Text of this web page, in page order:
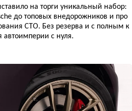
на торги уникальный набор:
до топовых внедорожников и про
СТО. Без резерва и с полным к
автоимперии с нуля.